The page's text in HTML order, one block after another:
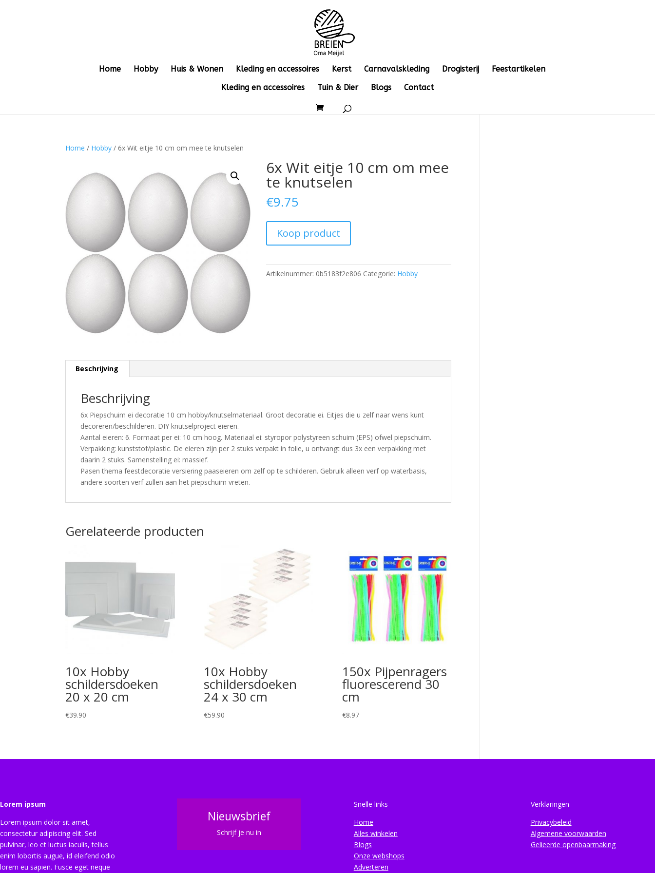
Home Hobby Huis & Wonen Kleding en accessoires Kerst Carnavalskleding Drogisterij
Feestartikelen
Kleding en accessoires
Tuin & Dier Blogs Contact
Home / Hobby / 6x Wit eitje 10 cm om mee te knutselen
6x Wit eitje 10 cm om mee
te knutselen
€9.75
Koop product
Artikelnummer: 0b5183f2e806 Categorie: Hobby
Beschrijving
Beschrijving
6x Piepschuim ei decoratie 10 cm hobby/knutselmateriaal. Groot decoratie ei. Eitjes die u zelf naar wens kunt
decoreren/beschilderen. DIY knutselproject eieren.
Aantal eieren: 6. Formaat per ei: 10 cm hoog. Materiaal ei: styropor polystyreen schuim (EPS) ofwel piepschuim.
Verpakking: kunststof/plastic. De eieren zijn per 2 stuks verpakt in folie, u ontvangt dus 3x een verpakking met
daarin 2 stuks. Samenstelling ei: massief.
Pasen thema feestdecoratie versiering paaseieren om zelf op te schilderen. Gebruik alleen verf op waterbasis,
andere soorten verf zullen aan het piepschuim vreten.
Gerelateerde producten
10x Hobby
schildersdoeken
20 x 20 cm
€39.90
10x Hobby
schildersdoeken
24 x 30 cm
€59.90
150x Pijpenragers
fluorescerend 30
cm
€8.97
Lorem ipsum
Lorem ipsum dolor sit amet,
consectetur adipiscing elit. Sed
pulvinar, leo et luctus iaculis, tellus
enim lobortis augue, id eleifend odio
lorem eu sapien. Fusce eget neque
Nieuwsbrief
Schrijf je nu in
Snelle links
Home
Alles winkelen
Blogs
Onze webshops
Adverteren
Verklaringen
Privacybeleid
Algemene voorwaarden
Gelieerde openbaarmaking